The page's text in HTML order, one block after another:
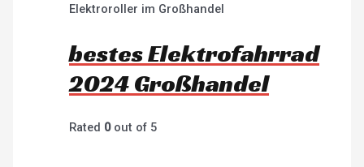
Elektroroller im Großhandel
bestes Elektrofahrrad
2024 Großhandel
Rated 0out of 5